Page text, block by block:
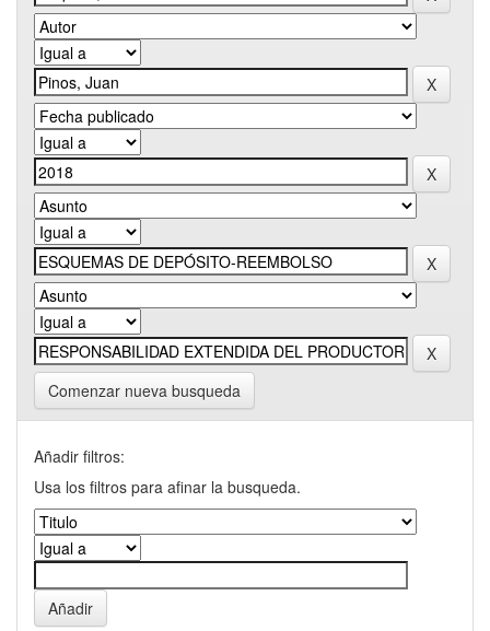
Comenzar nueva busqueda
Añadir filtros:
Usa los filtros para afinar la busqueda.